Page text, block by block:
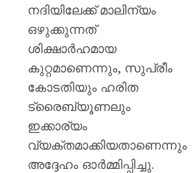
നദിയിലേക്ക് മാലിന്യം
ഒഴുക്കുന്നത്
ശിക്ഷാർഹമായ
കുറ്റമാണെന്നും, സുപ്രീം
കോടതിയും ഹരിത
ട്രൈബ്യൂണലും
ഇക്കാര്യം
വ്യക്തമാക്കിയതാണെന്നും
അദ്ദേഹം ഓർമ്മിപ്പിച്ചു.